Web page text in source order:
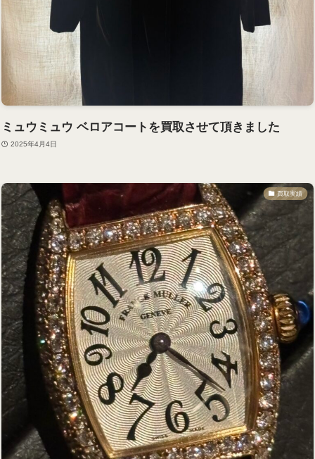
ミュウミュウ ベロアコートを買取させて頂きました
2025年4月4日
買取実績